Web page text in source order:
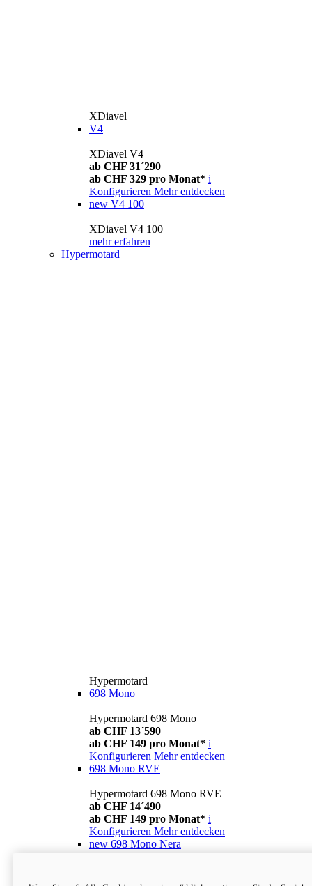
XDiavel
V4
XDiavel V4
ab CHF 31´290
ab CHF 329 pro Monat* i
Konfigurieren Mehr entdecken
new V4 100
XDiavel V4 100
mehr erfahren
Hypermotard
Hypermotard
698 Mono
Hypermotard 698 Mono
ab CHF 13´590
ab CHF 149 pro Monat* i
Konfigurieren Mehr entdecken
698 Mono RVE
Hypermotard 698 Mono RVE
ab CHF 14´490
ab CHF 149 pro Monat* i
Konfigurieren Mehr entdecken
new 698 Mono Nera
ab CHF 13´990